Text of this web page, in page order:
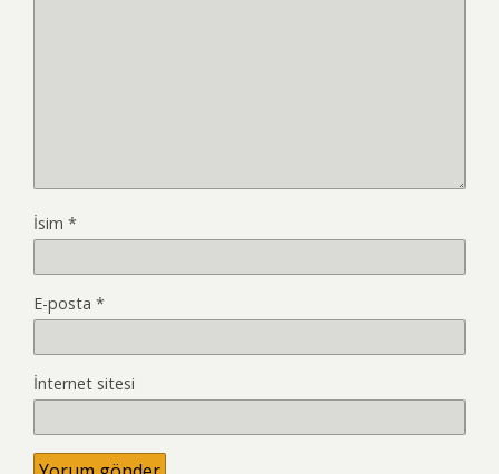
İsim *
E-posta *
İnternet sitesi